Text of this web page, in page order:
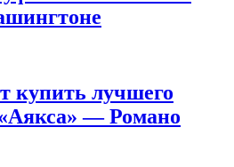
купить лучшего
— Романо